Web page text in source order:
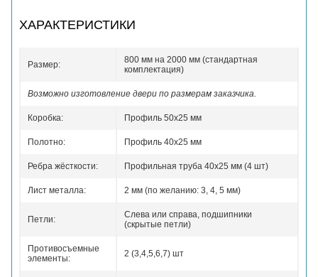
ХАРАКТЕРИСТИКИ
Размер:
800 мм на 2000 мм (стандартная
комплектация)
Возможно изготовление двери по размерам заказчика.
Коробка: Профиль 50x25 мм
Полотно: Профиль 40x25 мм
Ребра жёсткости: Профильная труба 40х25 мм (4 шт)
Лист металла: 2 мм (по желанию: 3, 4, 5 мм)
Петли:
Слева или справа, подшипники
(скрытые петли)
Противосъемные
элементы:
2 (3,4,5,6,7) шт